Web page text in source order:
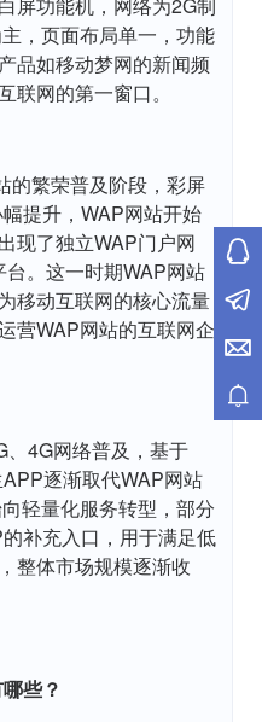
，页面布局单一，功能
品如移动梦网的新闻频
联网的第一窗口。
的繁荣普及阶段，彩屏
提升，WAP网站开始
现了独立WAP门户网
。这一时期WAP网站
移动互联网的核心流量
营WAP网站的互联网企
4G网络普及，基于
逐渐取代WAP网站
轻量化服务转型，部分
补充入口，用于满足低
整体市场规模逐渐收
些？